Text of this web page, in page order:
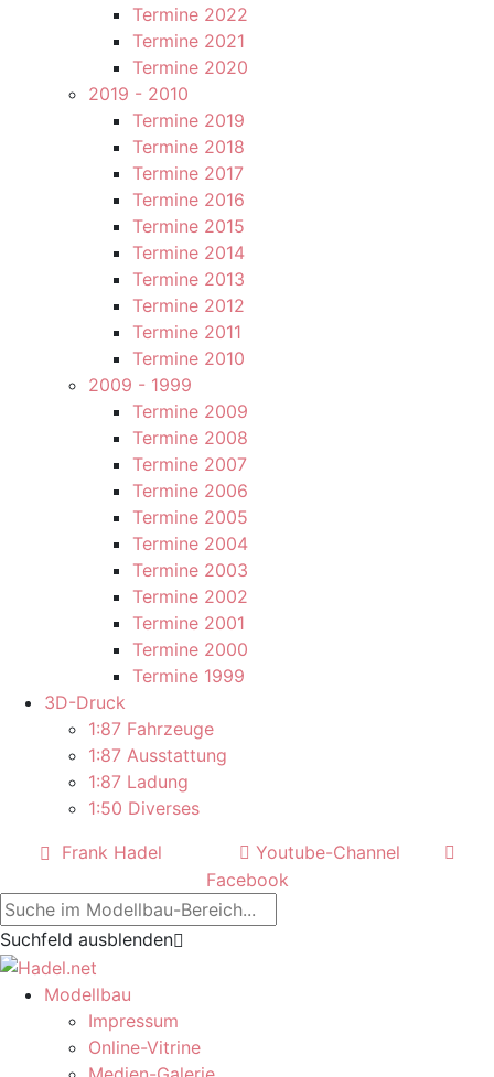
Termine 2022
Termine 2021
Termine 2020
2019 - 2010
Termine 2019
Termine 2018
Termine 2017
Termine 2016
Termine 2015
Termine 2014
Termine 2013
Termine 2012
Termine 2011
Termine 2010
2009 - 1999
Termine 2009
Termine 2008
Termine 2007
Termine 2006
Termine 2005
Termine 2004
Termine 2003
Termine 2002
Termine 2001
Termine 2000
Termine 1999
3D-Druck
1:87 Fahrzeuge
1:87 Ausstattung
1:87 Ladung
1:50 Diverses
Frank Hadel
Youtube-Channel
Facebook
Suchfeld ausblenden
Modellbau
Impressum
Online-Vitrine